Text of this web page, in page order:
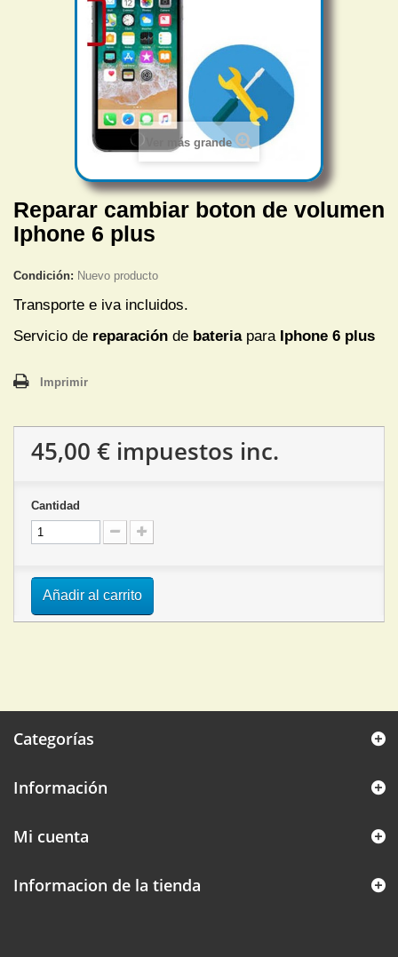
Ver más grande
Reparar cambiar boton de volumen
Iphone 6 plus
Condición: Nuevo producto
Transporte e iva incluidos.
Servicio de reparación de bateria para Iphone 6 plus
Imprimir
45,00 € impuestos inc.
Cantidad
Añadir al carrito
Categorías
Información
Mi cuenta
Informacion de la tienda